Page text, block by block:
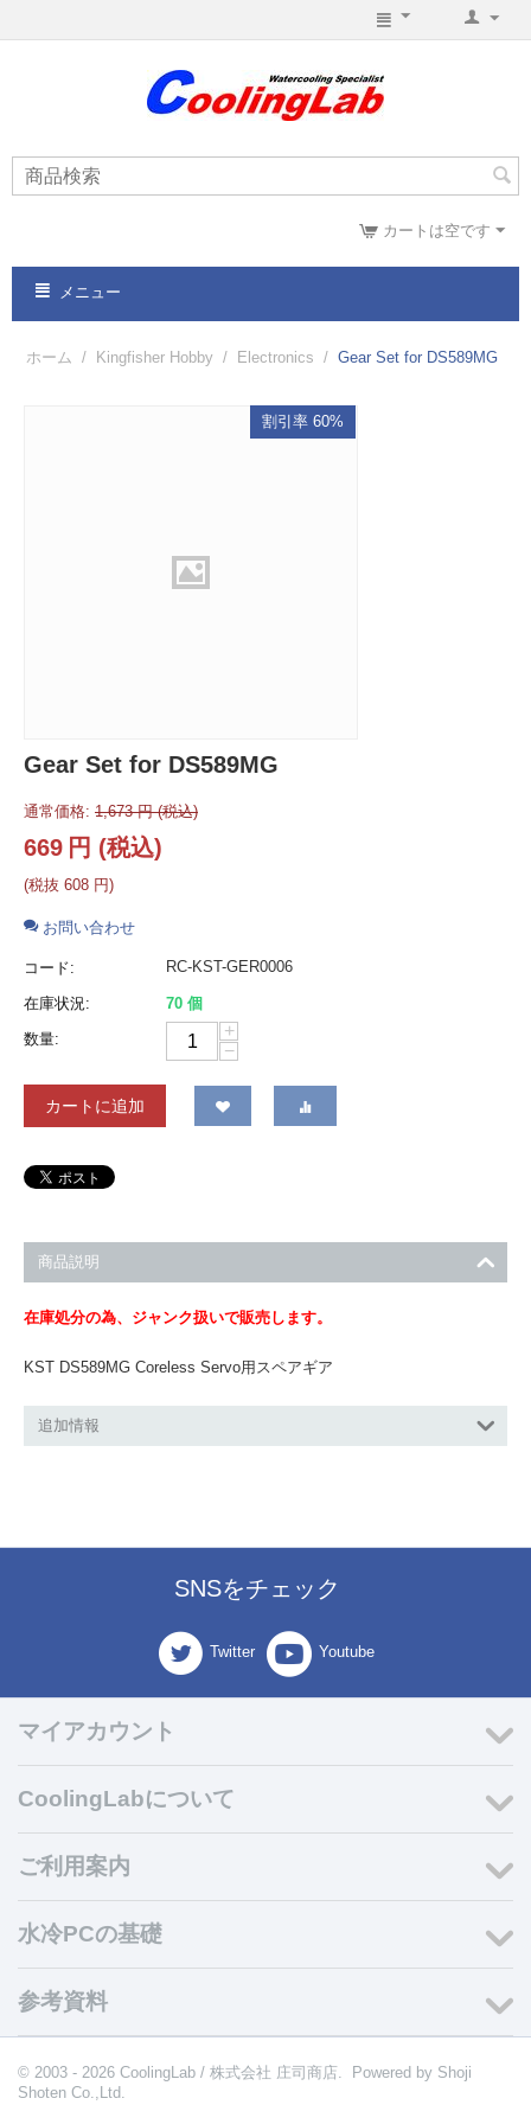
カートは空です
メニュー
ホーム / Kingfisher Hobby / Electronics / Gear Set for DS589MG
割引率 60%
Gear Set for DS589MG
通常価格: 1,673 円(税込)
669 円 (税込)
(税抜 608 円)
お問い合わせ
コード: RC-KST-GER0006
在庫状況:
70 個
数量:
+
−
カートに追加
商品説明
在庫処分の為、ジャンク扱いで販売します。
KST DS589MG Coreless Servo用スペアギア
追加情報
SNSをチェック
Twitter Youtube
マイアカウント
CoolingLabについて
ご利用案内
水冷PCの基礎
参考資料
© 2003 - 2026 CoolingLab / 株式会社 庄司商店. Powered by Shoji
Shoten Co.,Ltd.